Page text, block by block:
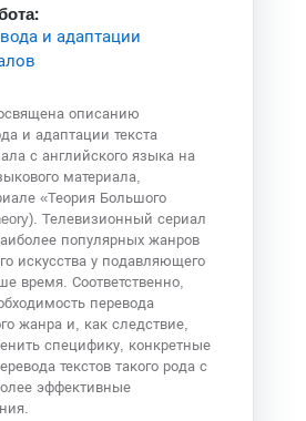
и адаптации
описанию
и адаптации текста
с английского языка на
материала,
«Теория Большого
Телевизионный сериал
популярных жанров
искусства у подавляющего
время. Соответственно,
перевода
жанра и, как следствие,
специфику, конкретные
текстов такого рода с
эффективные